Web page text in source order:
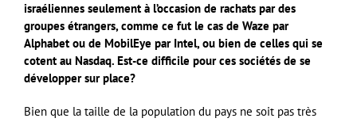
israéliennes seulement à l’occasion de rachats par des
groupes étrangers, comme ce fut le cas de Waze par
Alphabet ou de MobilEye par Intel, ou bien de celles qui se
cotent au Nasdaq. Est-ce difficile pour ces sociétés de se
développer sur place?
Bien que la taille de la population du pays ne soit pas très